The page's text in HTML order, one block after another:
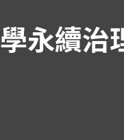
永續治